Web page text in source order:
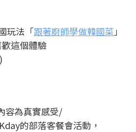
玩法「跟著廚師學做韓國菜 」
這個體驗
容為真實感受/
的部落客餐會活動，